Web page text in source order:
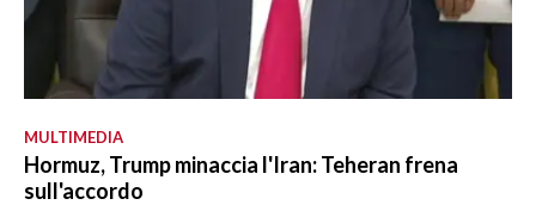
MULTIMEDIA
Hormuz, Trump minaccia l'Iran: Teheran frena
sull'accordo